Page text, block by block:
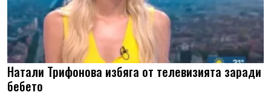
Натали Трифонова избяга от телевизията заради
бебето